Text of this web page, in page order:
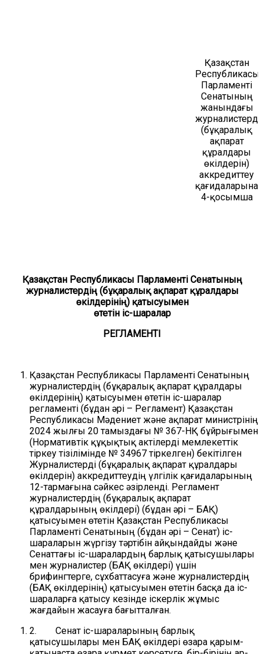
Қазақстан
Республикасы
Парламенті
Сенатының
жанындағы
журналистерді
(бұқаралық
ақпарат
құралдары
өкілдерін)
аккредиттеу
қағидаларына
4-қосымша
Қазақстан Республикасы Парламенті Сенатының
журналистердің (бұқаралық ақпарат құралдары
өкілдерінің) қатысуымен
өтетін іс-шаралар
РЕГЛАМЕНТІ
Қазақстан Республикасы Парламенті Сенатының
журналистердің (бұқаралық ақпарат құралдары
өкілдерінің) қатысуымен өтетін іс-шаралар
регламенті (бұдан әрі – Регламент) Қазақстан
Республикасы Мәдениет және ақпарат министрінің
2024 жылғы 20 тамыздағы № 367-НҚ бұйрығымен
(Нормативтік құқықтық актілерді мемлекеттік
тіркеу тізілімінде № 34967 тіркелген) бекітілген
Журналистерді (бұқаралық ақпарат құралдары
өкілдерін) аккредиттеудің үлгілік қағидаларының
12-тармағына сәйкес әзірленді. Регламент
журналистердің (бұқаралық ақпарат
құралдарының өкілдері) (бұдан әрі – БАҚ)
қатысуымен өтетін Қазақстан Республикасы
Парламенті Сенатының (бұдан әрі – Сенат) іс-
шараларын жүргізу тәртібін айқындайды және
Сенаттағы іс-шаралардың барлық қатысушылары
мен журналистер (БАҚ өкілдері) үшін
брифингтерге, сұхбаттасуға және журналистердің
(БАҚ өкілдерінің) қатысуымен өтетін басқа да іс-
шараларға қатысу кезінде іскерлік жұмыс
жағдайын жасауға бағытталған.
2.
Сенат іс-шараларының барлық
қатысушылары мен БАҚ өкілдері өзара қарым-